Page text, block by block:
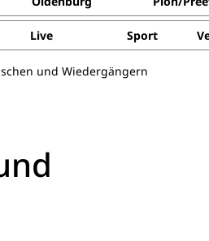
Live Sport
und Wiedergängern